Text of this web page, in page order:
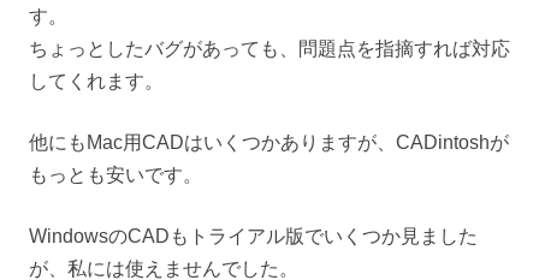
す。
ちょっとしたバグがあっても、問題点を指摘すれば対応
してくれます。
他にもMac用CADはいくつかありますが、CADintoshが
もっとも安いです。
WindowsのCADもトライアル版でいくつか見ました
が、私には使えませんでした。